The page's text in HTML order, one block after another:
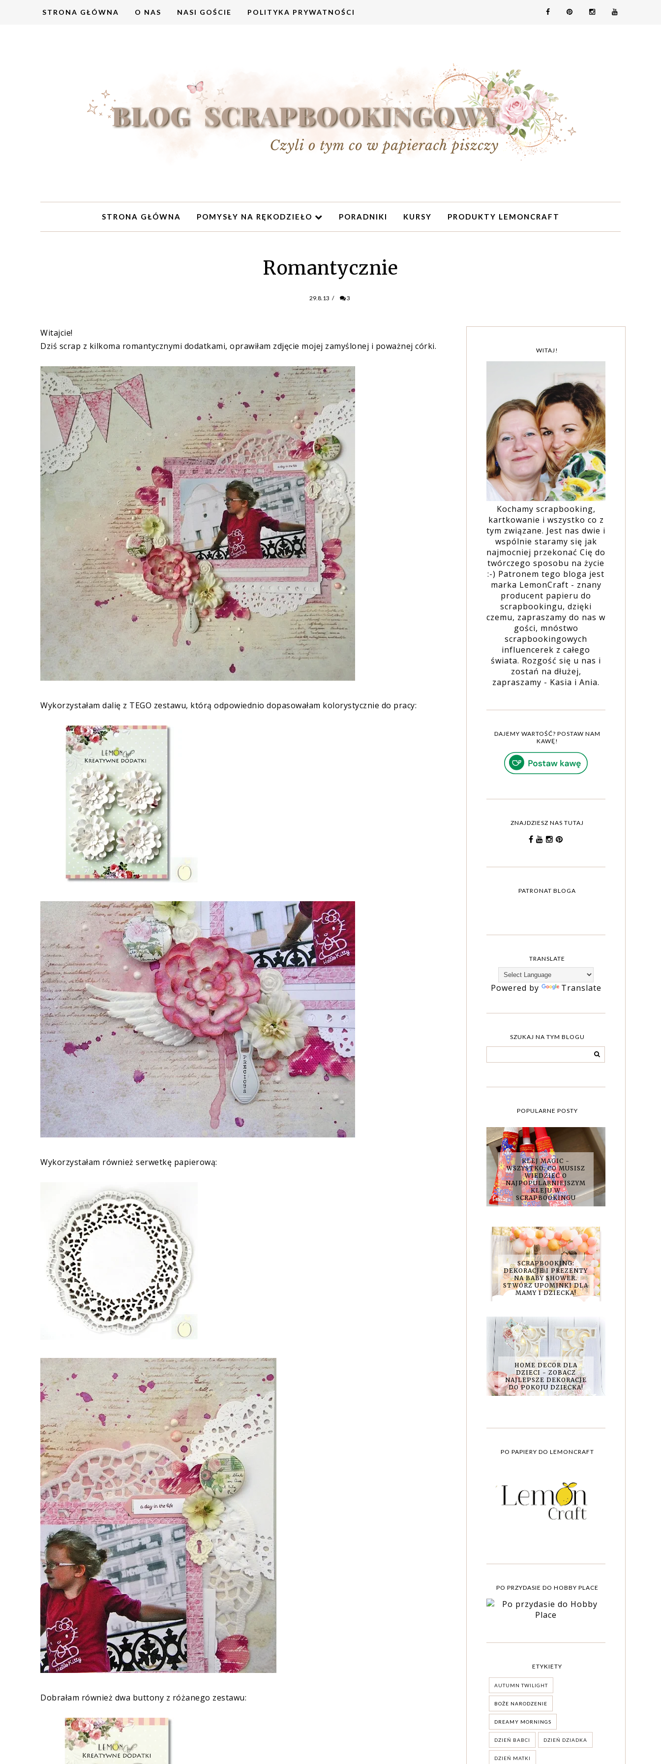
STRONA GŁÓWNA O NAS NASI GOŚCIE POLITYKA PRYWATNOŚCI
STRONA GŁÓWNA POMYSŁY NA RĘKODZIEŁO PORADNIKI KURSY PRODUKTY LEMONCRAFT
Romantycznie
29.8.13 / 3
Witajcie!
Dziś scrap z kilkoma romantycznymi dodatkami, oprawiłam zdjęcie mojej zamyślonej i poważnej córki.
Wykorzystałam dalię z TEGO zestawu, którą odpowiednio dopasowałam kolorystycznie do pracy:
Wykorzystałam również serwetkę papierową:
Dobrałam również dwa buttony z różanego zestawu:
WITAJ!
Kochamy scrapbooking,
kartkowanie i wszystko co z
tym związane. Jest nas dwie i
wspólnie staramy się jak
najmocniej przekonać Cię do
twórczego sposobu na życie
:-) Patronem tego bloga jest
marka LemonCraft - znany
producent papieru do
scrapbookingu, dzięki
czemu, zapraszamy do nas w
gości, mnóstwo
scrapbookingowych
influencerek z całego
świata. Rozgość się u nas i
zostań na dłużej,
zapraszamy - Kasia i Ania.
DAJEMY WARTOŚĆ? POSTAW NAM
KAWĘ!
ZNAJDZIESZ NAS TUTAJ
PATRONAT BLOGA
TRANSLATE
Powered by Translate
SZUKAJ NA TYM BLOGU
POPULARNE POSTY
KLEJ MAGIC -
WSZYSTKO, CO MUSISZ
WIEDZIEĆ O
NAJPOPULARNIEJSZYM
KLEJU W
SCRAPBOOKINGU
SCRAPBOOKING:
DEKORACJE I PREZENTY
NA BABY SHOWER.
STWÓRZ UPOMINKI DLA
MAMY I DZIECKA!
HOME DECOR DLA
DZIECI - ZOBACZ
NAJLEPSZE DEKORACJE
DO POKOJU DZIECKA!
PO PAPIERY DO LEMONCRAFT
PO PRZYDASIE DO HOBBY PLACE
ETYKIETY
AUTUMN TWILIGHT
BOŻE NARODZENIE
DREAMY MORNINGS
DZIEŃ BABCI DZIEŃ DZIADKA
DZIEŃ MATKI